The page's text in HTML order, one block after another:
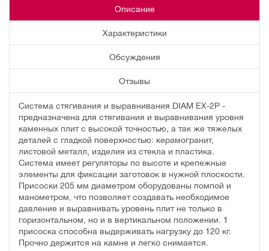
Описание
Характеристики
Обсуждения
Отзывы
Система стягивания и выравнивания DIAM EX-2P -
предназначена для стягивания и выравнивания уровня
каменных плит с высокой точностью, а так же тяжелых
деталей с гладкой поверхностью: керамогранит,
листовой металл, изделия из стекла и пластика.
Система имеет регуляторы по высоте и крепежные
элементы для фиксации заготовок в нужной плоскости.
Присоски 205 мм диаметром оборудованы помпой и
манометром, что позволяет создавать необходимое
давление и выравнивать уровень плит не только в
горизонтальном, но и в вертикальном положении. 1
присоска способна выдерживать нагрузку до 120 кг.
Прочно держится на камне и легко снимается.